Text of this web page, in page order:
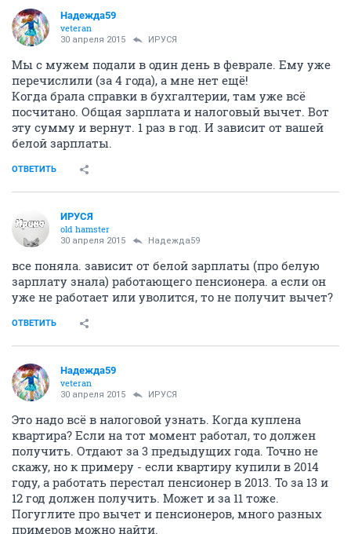
Надежда59
veteran
30 апреля 2015 ИРУСЯ
Мы с мужем подали в один день в феврале. Ему уже
перечислили (за 4 года), а мне нет ещё!
Когда брала справки в бухгалтерии, там уже всё
посчитано. Общая зарплата и налоговый вычет. Вот
эту сумму и вернут. 1 раз в год. И зависит от вашей
белой зарплаты.
ОТВЕТИТЬ
ИРУСЯ
old hamster
30 апреля 2015 Надежда59
все поняла. зависит от белой зарплаты (про белую
зарплату знала) работающего пенсионера. а если он
уже не работает или уволится, то не получит вычет?
ОТВЕТИТЬ
Надежда59
veteran
30 апреля 2015 ИРУСЯ
Это надо всё в налоговой узнать. Когда куплена
квартира? Если на тот момент работал, то должен
получить. Отдают за 3 предыдущих года. Точно не
скажу, но к примеру - если квартиру купили в 2014
году, а работать перестал пенсионер в 2013. То за 13 и
12 год должен получить. Может и за 11 тоже.
Погуглите про вычет и пенсионеров, много разных
примеров можно найти.